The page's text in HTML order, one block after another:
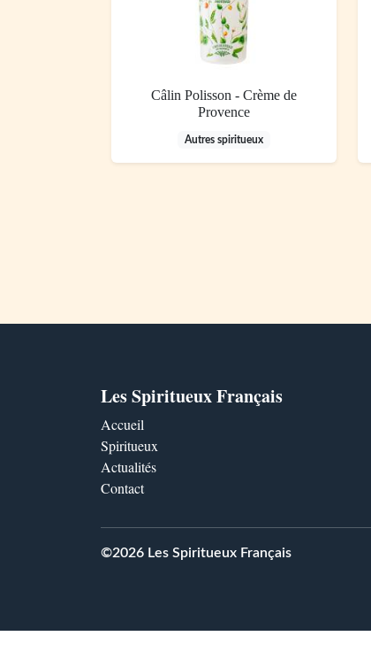
Câlin Polisson - Crème de
Provence
Autres spiritueux
Les Spiritueux Français
Accueil
Spiritueux
Actualités
Contact
©2026 Les Spiritueux Français